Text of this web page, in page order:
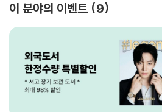
이 분야의 이벤트 9